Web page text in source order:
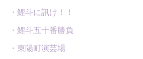
・鯉斗に訊け！！
・鯉斗五十番勝負
・東陽町演芸場